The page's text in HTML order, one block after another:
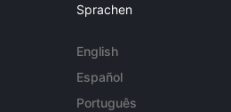
Sprachen
English
Español
Português